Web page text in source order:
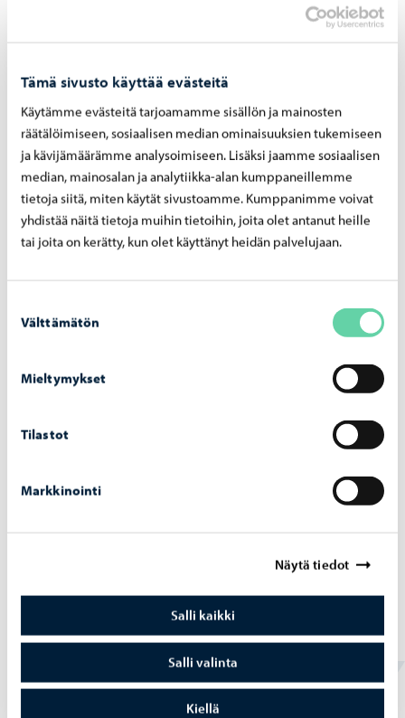
Tämä sivusto käyttää evästeitä
Käytämme evästeitä tarjoamamme sisällön ja mainosten
räätälöimiseen, sosiaalisen median ominaisuuksien tukemiseen
ja kävijämäärämme analysoimiseen. Lisäksi jaamme sosiaalisen
median, mainosalan ja analytiikka-alan kumppaneillemme
tietoja siitä, miten käytät sivustoamme. Kumppanimme voivat
yhdistää näitä tietoja muihin tietoihin, joita olet antanut heille
tai joita on kerätty, kun olet käyttänyt heidän palvelujaan.
valinta
Välttämätön
Mieltymykset
Tilastot
Markkinointi
Näytä tiedot
Salli kaikki
Salli valinta
Kiellä
Haku Lin­nan­kos­ken lu­kion ai­kuis­lin­jal­le on
Asuminen ja ympäristö-05.08.2026
Hu­le­ve­si­mak­su­jen las­ku­tus alkaa syys­kuus­sa
– mak­su­pe­rus­tei­ta on uu­dis­tet­tu vuo­del­le
2026
vis­te­taan hait­ta­si­vus­to­jen la­taa­mi­sen es­tä­